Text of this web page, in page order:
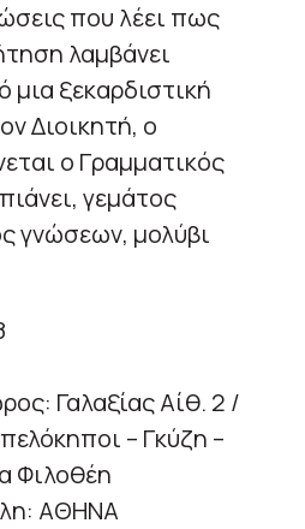
που λέει πως
λαμβάνει
ξεκαρδιστική
Διοικητή, ο
ο Γραμματικός
γεμάτος
γνώσεων, μολύβι
Γαλαξίας Αίθ. 2 /
– Γκύζη –
Φιλοθέη
ΑΘΗΝΑ